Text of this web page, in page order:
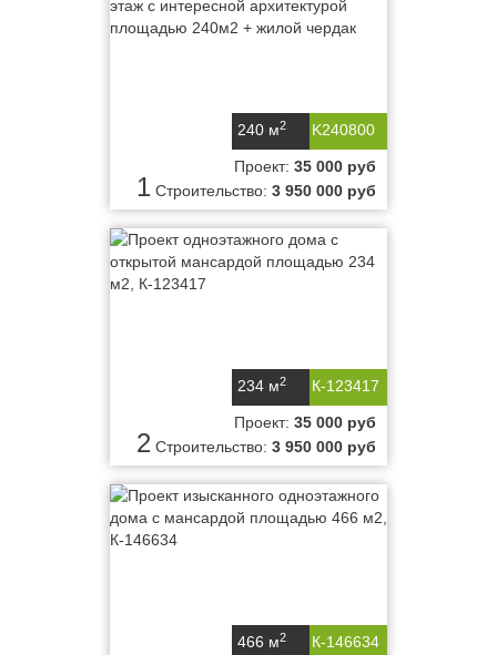
K240800
240 м2
1
Проект: 35 000 руб
Строительство: 3 950 000 руб
К-123417
234 м2
2
Проект: 35 000 руб
Строительство: 3 950 000 руб
К-146634
466 м2